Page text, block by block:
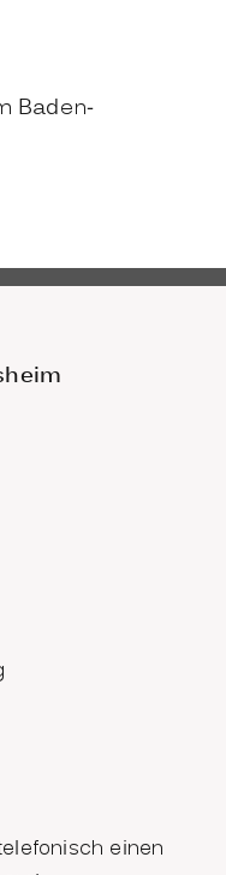
Baden-
einen